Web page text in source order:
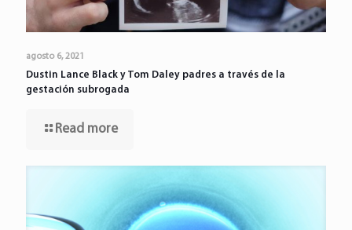
agosto 6, 2021
Dustin Lance Black y Tom Daley padres a través de la
gestación subrogada
Read more